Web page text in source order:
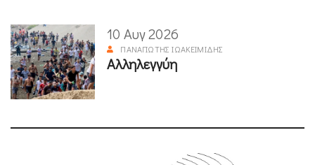
10 Αυγ 2026
ΠΑΝΑΓΙΏΤΗΣ ΙΩΑΚΕΙΜΊΔΗΣ
Αλληλεγγύη